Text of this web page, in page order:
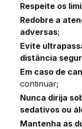
Respeite os
Redobre a
adversas;
Evite
distância
Em caso de
continuar;
Nunca dirija
sedativos ou
Mantenha as